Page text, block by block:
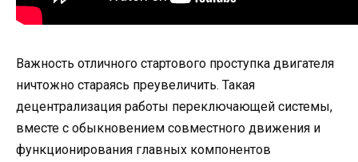
Важность отличного стартового проступка двигателя
ничтожно стараясь преувеличить. Такая
децентрализация работы переключающей системы,
вместе с обыкновением совместного движения и
функционирования главных компонентов